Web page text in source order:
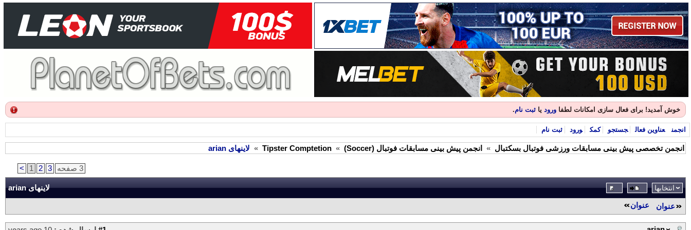
خوش آمدید! برای فعال سازی امکانات لطفا ورود یا ثبت نام.
انجمن عناوین فعال جستجو کمک ورود ثبت نام
انجمن تخصصی پیش بینی مسابقات ورزشی فوتبال بسکتبال » انجمن پیش بینی مسابقات فوتبال (Soccer) »
Tipster Comptetion
» لاینهای arian
3 صفحه 1 2 3
>
لاینهای arian انتخابها
عنوان عنوان